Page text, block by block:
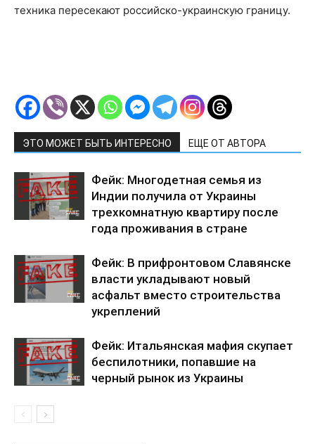
техника пересекают российско-украинскую границу.
ЭТО МОЖЕТ БЫТЬ ИНТЕРЕСНО ЕЩЕ ОТ АВТОРА
Фейк: Многодетная семья из
Индии получила от Украины
трехкомнатную квартиру после
года проживания в стране
Фейк: В прифронтовом Славянске
власти укладывают новый
асфальт вместо строительства
укреплений
Фейк: Итальянская мафия скупает
беспилотники, попавшие на
черный рынок из Украины